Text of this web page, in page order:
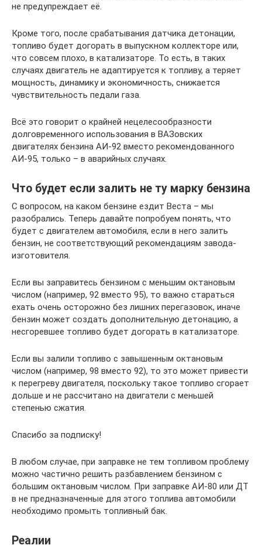
не предупреждает её.
Кроме того, после срабатывания датчика детонации,
топливо будет догорать в выпускном коллекторе или,
что совсем плохо, в катализаторе. То есть, в таких
случаях двигатель не адаптируется к топливу, а теряет
мощность, динамику и экономичность, снижается
чувствительность педали газа.
Всё это говорит о крайней нецелесообразности
долговременного использования в ВАЗовских
двигателях бензина АИ-92 вместо рекомендованного
АИ-95, только – в аварийных случаях.
Что будет если залить не ту марку бензина
С вопросом, на каком бензине ездит Веста – мы
разобрались. Теперь давайте попробуем понять, что
будет с двигателем автомобиля, если в него залить
бензин, не соответствующий рекомендациям завода-
изготовителя.
Если вы заправитесь бензином с меньшим октановым
числом (например, 92 вместо 95), то важно стараться
ехать очень осторожно без лишних перегазовок, иначе
бензин может создать дополнительную детонацию, а
несгоревшее топливо будет догорать в катализаторе.
Если вы залили топливо с завышенным октановым
числом (например, 98 вместо 92), то это может привести
к перегреву двигателя, поскольку такое топливо сгорает
дольше и не рассчитано на двигатели с меньшей
степенью сжатия.
Спасибо за подписку!
В любом случае, при заправке не тем топливом проблему
можно частично решить разбавлением бензином с
большим октановым числом. При заправке АИ-80 или ДТ
в не предназначенные для этого топлива автомобили
необходимо промыть топливный бак.
Реалии